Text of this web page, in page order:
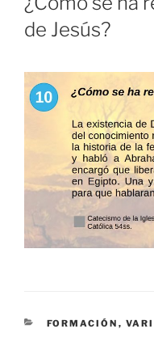
de Jesús?
CATEGORÍAS
FORMACIÓN ,